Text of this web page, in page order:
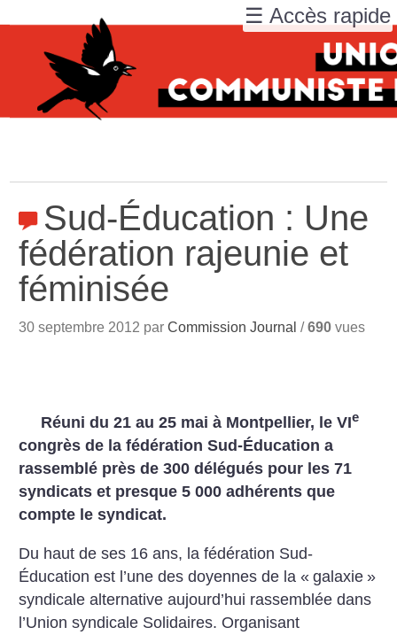
Sud-Éducation : Une
fédération rajeunie et
féminisée
30 septembre 2012 parCommission Journal /690 vues
Réuni du 21 au 25 mai à Montpellier, le VIe
congrès de la fédération Sud-Éducation a
rassemblé près de 300 délégués pour les 71
syndicats et presque 5 000 adhérents que
compte le syndicat.
Du haut de ses 16 ans, la fédération Sud-
Éducation est l’une des doyennes de la « galaxie »
syndicale alternative aujourd’hui rassemblée dans
l’Union syndicale Solidaires. Organisant
☰ Accès rapide